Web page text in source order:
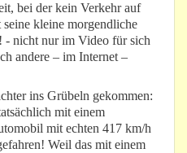
bei der kein Verkehr auf
kleine morgendliche
- nicht nur im Video für sich
andere – im Internet –
ins Grübeln gekommen:
mit einem
mit echten 417 km/h
Weil das mit einem